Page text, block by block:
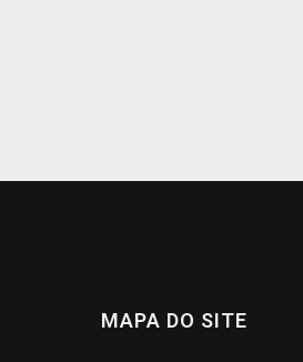
MAPA DO SITE